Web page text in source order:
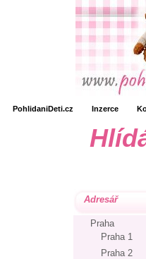
PohlidaniDeti.cz Inzerce
Adresář
Praha
Praha 1
Praha 2